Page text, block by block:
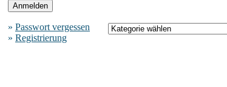
» Passwort vergessen
» Registrierung